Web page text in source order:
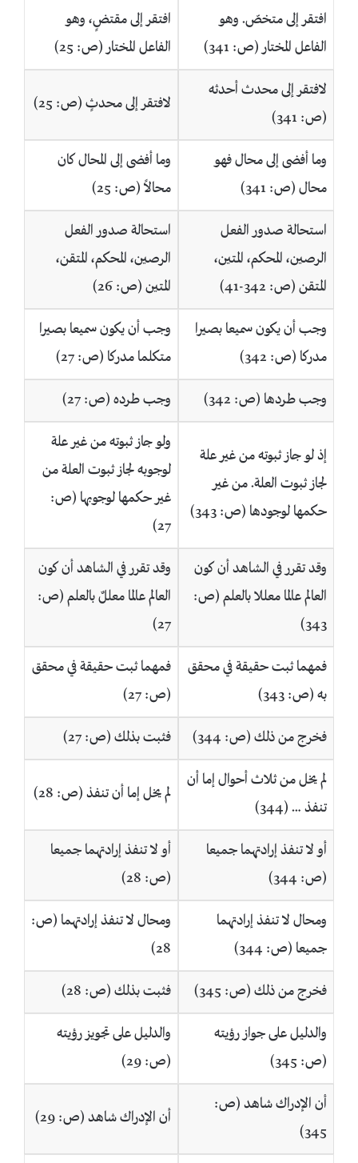
افتقر إلى متخصّ. وهو
الفاعل المختار (ص: 341)
افتقر إلى مقتضٍ، وهو
الفاعل المختار (ص: 25)
لافتقر إلى محدث أحدثه
(ص: 341)
لافتقر إلى محدثٍ (ص: 25)
وما أفضى إلى محال فهو
محال (ص: 341)
وما أفضى إلى المحال كان
محالاً (ص: 25)
استحالة صدور الفعل
الرصين، المحكم، المتين،
المتقن (ص: 342-41)
استحالة صدور الفعل
الرصين، المحكم، المتقن،
المتين (ص: 26)
وجب أن يكون سميعا بصيرا
مدركا (ص: 342)
وجب أن يكون سميعا بصيرا
متكلما مدركا (ص: 27)
وجب طردها (ص: 342) وجب طرده (ص: 27)
إذ لو جاز ثبوته من غير علة
لجاز ثبوت العلة. من غير
حكمها لوجودها (ص: 343)
ولو جاز ثبوته من غير علة
لوجوبه لجاز ثبوت العلة من
غير حكمها لوجوبها (ص:
27)
وقد تقرر في الشاهد أن كون
العالم عالما معللا بالعلم (ص:
343)
وقد تقرر في الشاهد أن كون
العالم عالما معللٌ بالعلم (ص:
27)
فمهما ثبت حقيقة في محقق
به (ص: 343)
فمهما ثبت حقيقة في محقق
(ص: 27)
فخرج من ذلك (ص: 344) فثبت بذلك (ص: 27)
لم يخل من ثلاث أحوال إما أن
تنفذ … (344)
لم يخل إما أن تنفذ (ص: 28)
أو لا تنفذ إرادتهما جميعا
(ص: 344)
أو لا تنفذ إرادتهما جميعا
(ص: 28)
ومحال لا تنفذ إرادتهما
جميعا (ص: 344)
ومحال لا تنفذ إرادتهما (ص:
28)
فخرج من ذلك (ص: 345) فثبت بذلك (ص: 28)
والدليل على جواز رؤيته
(ص: 345)
والدليل على تجويز رؤيته
(ص: 29)
أن الإدراك شاهد (ص:
345)
أن الإدراك شاهد (ص: 29)